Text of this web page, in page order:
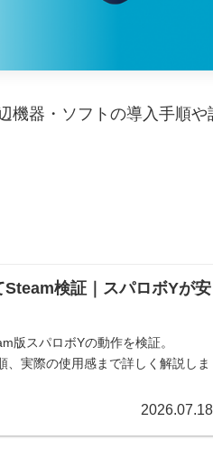
機器・ソフトの導入手順や
検証｜スパロボYが安
版スパロボYの動作を検証。
、実際の使用感まで詳しく解説しま
2026.07.18